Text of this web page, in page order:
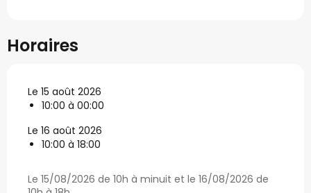
Horaires
Le 15 août 2026
10:00 à 00:00
Le 16 août 2026
10:00 à 18:00
Le 15/08/2026 de 10h à minuit et le 16/08/2026 de